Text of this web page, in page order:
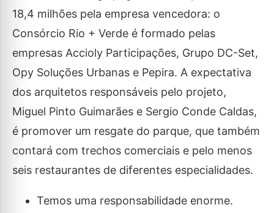
18,4 milhões pela empresa vencedora: o
Consórcio Rio + Verde é formado pelas
empresas Accioly Participações, Grupo DC-Set,
Opy Soluções Urbanas e Pepira. A expectativa
dos arquitetos responsáveis pelo projeto,
Miguel Pinto Guimarães e Sergio Conde Caldas,
é promover um resgate do parque, que também
contará com trechos comerciais e pelo menos
seis restaurantes de diferentes especialidades.
Temos uma responsabilidade enorme.